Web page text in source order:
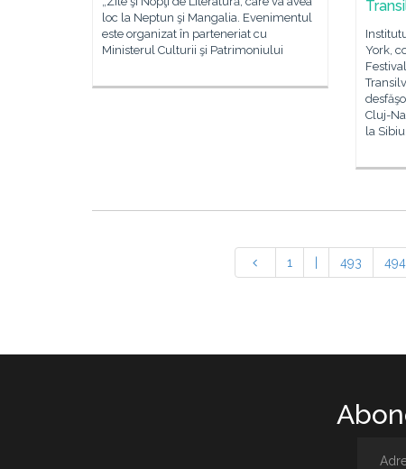
loc la Neptun şi Mangalia. Evenimentul
este organizat în parteneriat cu
Ministerul Culturii şi Patrimoniului
York,
Cluj-
la
1 493 494